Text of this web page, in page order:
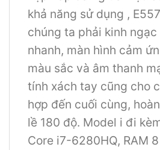
khả năng sử dụng ,
chúng ta phải kinh
nhanh, màn hình cảm
màu sắc và âm thanh
tính xách tay cũng cho
hợp đến cuối cùng,
lề 180 độ. Model i đi
Core i7-6280HQ, RAM 8